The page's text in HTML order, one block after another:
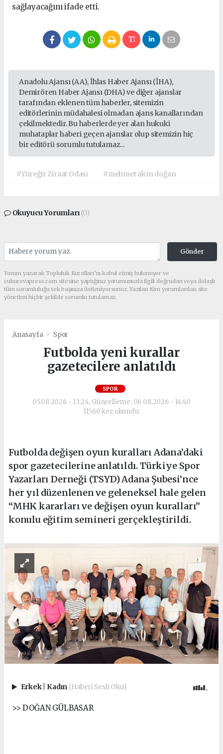
sağlayacağını ifade etti.
Anadolu Ajansı (AA), İhlas Haber Ajansı (İHA),
Demirören Haber Ajansı (DHA) ve diğer ajanslar
tarafından eklenen tüm haberler, sitemizin
editörlerinin müdahalesi olmadan ajans kanallarından
çekilmektedir. Bu haberlerde yer alan hukuki
muhataplar haberi geçen ajanslar olup sitemizin hiç
bir editörü sorumlu tutulamaz...
#Yüreğir Ziraat Odası #mehmet akın doğan
Okuyucu Yorumları(0)
Gönder
Yorum yazarak Topluluk Kuralları’nı kabul etmiş bulunuyor ve
cukurovapress.com sitesine yaptığınız yorumunuzla ilgili doğrudan veya dolaylı
tüm sorumluluğu tek başınıza üstleniyorsunuz. Yazılan tüm yorumlardan site
yönetimi hiçbir şekilde sorumlu tutulamaz.
Anasayfa Spor
Futbolda yeni kurallar
gazetecilere anlatıldı
SPOR
05.08.2026 - 13:24, Güncelleme: 06.08.2026 - 14:40
11560 kez okundu.
Futbolda değişen oyun kuralları Adana’daki
spor gazetecilerine anlatıldı. Türkiye Spor
Yazarları Derneği (TSYD) Adana Şubesi’nce
her yıl düzenlenen ve geleneksel hale gelen
“MHK kararları ve değişen oyun kuralları”
konulu eğitim semineri gerçekleştirildi.
Erkek Kadın (Haberi Sesli Oku)
>> DOĞAN GÜLBASAR